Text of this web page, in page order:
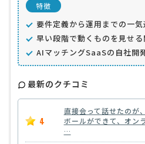
特徴
要件定義から運用までの一
早い段階で動くものを見せる
AIマッチングSaaSの自社開
最新のクチコミ
4
直接会って話せたのが
ボールができて、オン
…